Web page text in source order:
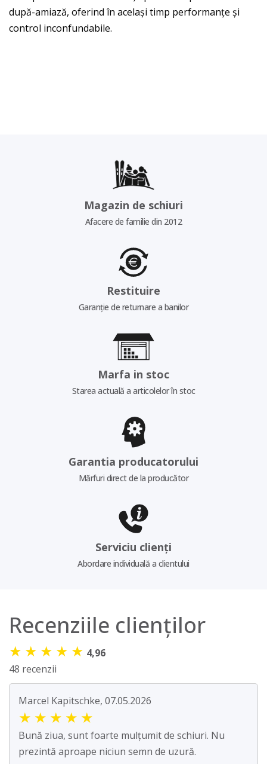
după-amiază, oferind în același timp performanțe și
control inconfundabile.
Magazin de schiuri
Afacere de familie din 2012
Restituire
Garanție de returnare a banilor
Marfa in stoc
Starea actuală a articolelor în stoc
Garantia producatorului
Mărfuri direct de la producător
Serviciu clienți
Abordare individuală a clientului
Recenziile clienților
★ ★ ★ ★ ★ 4,96
48 recenzii
Marcel Kapitschke, 07.05.2026
★ ★ ★ ★ ★
Bună ziua, sunt foarte mulțumit de schiuri. Nu
prezintă aproape niciun semn de uzură.